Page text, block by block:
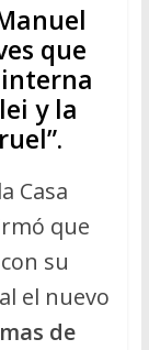
que
y la
Casa
que
su
el nuevo
de